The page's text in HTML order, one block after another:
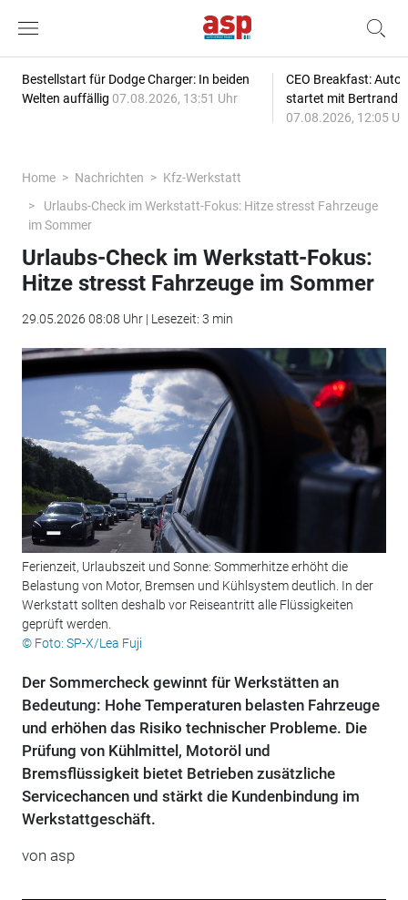
Bestellstart für Dodge Charger: In beiden
Welten auffällig 07.08.2026, 13:51 Uhr
CEO Breakfast:
startet mit Bertrand
07.08.2026, 12:05
Home Nachrichten
Kfz-Werkstatt
Urlaubs-Check im Werkstatt-Fokus: Hitze stresst Fahrzeuge
im Sommer
Urlaubs-Check im Werkstatt-Fokus:
Hitze stresst Fahrzeuge im Sommer
29.05.2026 08:08 Uhr | Lesezeit: 3 min
Ferienzeit, Urlaubszeit und Sonne: Sommerhitze erhöht die
Belastung von Motor, Bremsen und Kühlsystem deutlich. In der
Werkstatt sollten deshalb vor Reiseantritt alle Flüssigkeiten
geprüft werden.
© Foto: SP-X/Lea Fuji
Der Sommercheck gewinnt für Werkstätten an
Bedeutung: Hohe Temperaturen belasten Fahrzeuge
und erhöhen das Risiko technischer Probleme. Die
Prüfung von Kühlmittel, Motoröl und
Bremsflüssigkeit bietet Betrieben zusätzliche
Servicechancen und stärkt die Kundenbindung im
Werkstattgeschäft.
von asp